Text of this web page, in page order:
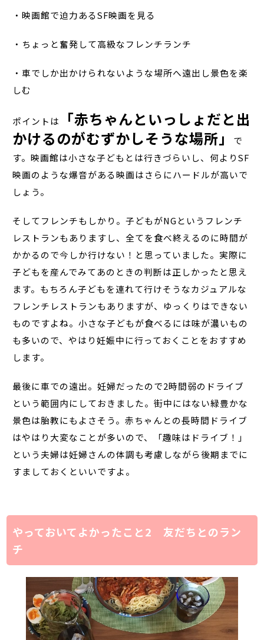
・映画館で迫力あるSF映画を見る
・ちょっと奮発して高級なフレンチランチ
・車でしか出かけられないような場所へ遠出し景色を楽
しむ
ポイントは
「赤ちゃんといっしょだと出
かけるのがむずかしそうな場所」
で
す。映画館は小さな子どもとは行きづらいし、何よりSF
映画のような爆音がある映画はさらにハードルが高いで
しょう。
そしてフレンチもしかり。子どもがNGというフレンチ
レストランもありますし、全てを食べ終えるのに時間が
かかるので今しか行けない！と思っていました。実際に
子どもを産んでみてあのときの判断は正しかったと思え
ます。もちろん子どもを連れて行けそうなカジュアルな
フレンチレストランもありますが、ゆっくりはできない
ものですよね。小さな子どもが食べるには味が濃いもの
も多いので、やはり妊娠中に行っておくことをおすすめ
します。
最後に車での遠出。妊婦だったので2時間弱のドライブ
という範囲内にしておきました。街中にはない緑豊かな
景色は胎教にもよさそう。赤ちゃんとの長時間ドライブ
はやはり大変なことが多いので、「趣味はドライブ！」
という夫婦は妊婦さんの体調も考慮しながら後期までに
すましておくといいですよ。
やっておいてよかったこと2 友だちとのラン
チ